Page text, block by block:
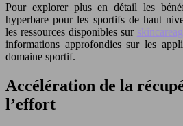
Pour explorer plus en détail les
hyperbare pour les sportifs de haut
les ressources disponibles sur
informations approfondies sur les
domaine sportif.
Accélération de la
l’effort